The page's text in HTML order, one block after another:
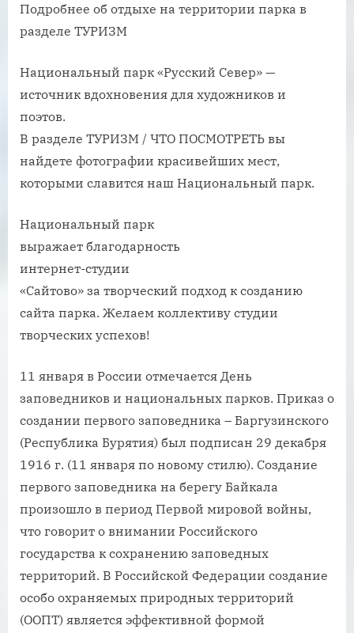
Подробнее об отдыхе на территории парка в
разделе ТУРИЗМ
Национальный парк «Русский Север» —
источник вдохновения для художников и
поэтов.
В разделе ТУРИЗМ / ЧТО ПОСМОТРЕТЬ вы
найдете фотографии красивейших мест,
которыми славится наш Национальный парк.
Национальный парк
выражает благодарность
интернет-студии
«Сайтово» за творческий подход к созданию
сайта парка. Желаем коллективу студии
творческих успехов!
11 января в России отмечается День
заповедников и национальных парков. Приказ о
создании первого заповедника – Баргузинского
(Республика Бурятия) был подписан 29 декабря
1916 г. (11 января по новому стилю). Создание
первого заповедника на берегу Байкала
произошло в период Первой мировой войны,
что говорит о внимании Российского
государства к сохранению заповедных
территорий. В Российской Федерации создание
особо охраняемых природных территорий
(ООПТ) является эффективной формой